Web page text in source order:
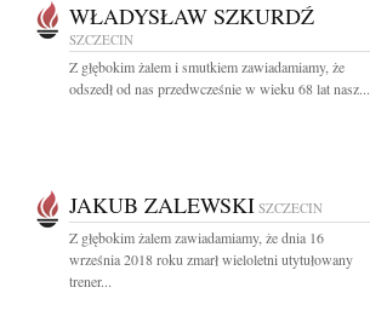
WŁADYSŁAW SZKURDŹ
SZCZECIN
Z głębokim żalem i smutkiem zawiadamiamy, że
odszedł od nas przedwcześnie w wieku 68 lat nasz...
JAKUB ZALEWSKI SZCZECIN
Z głębokim żalem zawiadamiamy, że dnia 16
września 2018 roku zmarł wieloletni utytułowany
trener...